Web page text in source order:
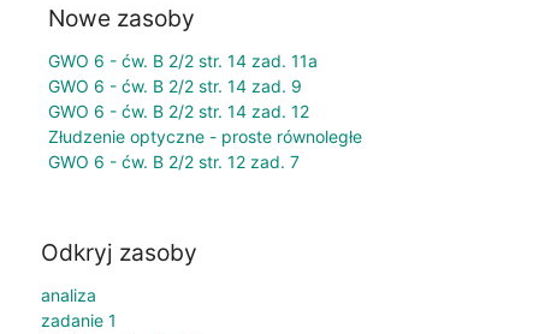
Nowe zasoby
GWO 6 - ćw. B 2/2 str. 14 zad. 11a
GWO 6 - ćw. B 2/2 str. 14 zad. 9
GWO 6 - ćw. B 2/2 str. 14 zad. 12
Złudzenie optyczne - proste równoległe
GWO 6 - ćw. B 2/2 str. 12 zad. 7
Odkryj zasoby
analiza
zadanie 1